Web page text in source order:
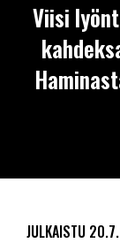
Viisi
JULKAISTU